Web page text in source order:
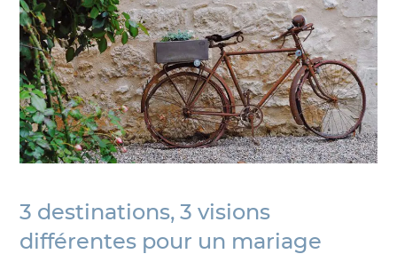
3 destinations, 3 visions
différentes pour un mariage